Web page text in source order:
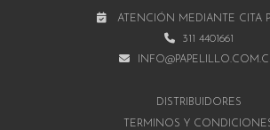
ATENCIÓN MEDIANTE CITA
311 4401661
DISTRIBUIDORES
TÉRMINOS Y